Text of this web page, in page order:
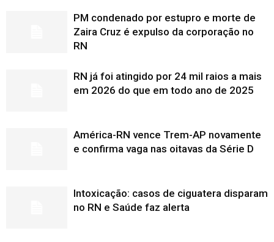
PM condenado por estupro e morte de
Zaira Cruz é expulso da corporação no
RN
RN já foi atingido por 24 mil raios a mais
em 2026 do que em todo ano de 2025
América-RN vence Trem-AP novamente
e confirma vaga nas oitavas da Série D
Intoxicação: casos de ciguatera disparam
no RN e Saúde faz alerta